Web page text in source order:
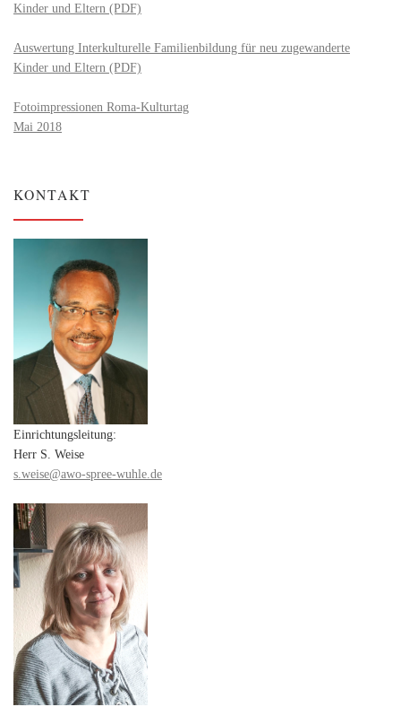
Kinder und Eltern (PDF)
Auswertung Interkulturelle Familienbildung für neu zugewanderte
Kinder und Eltern (PDF)
Fotoimpressionen Roma-Kulturtag
Mai 2018
KONTAKT
Einrichtungsleitung:
Herr S. Weise
s.weise@awo-spree-wuhle.de